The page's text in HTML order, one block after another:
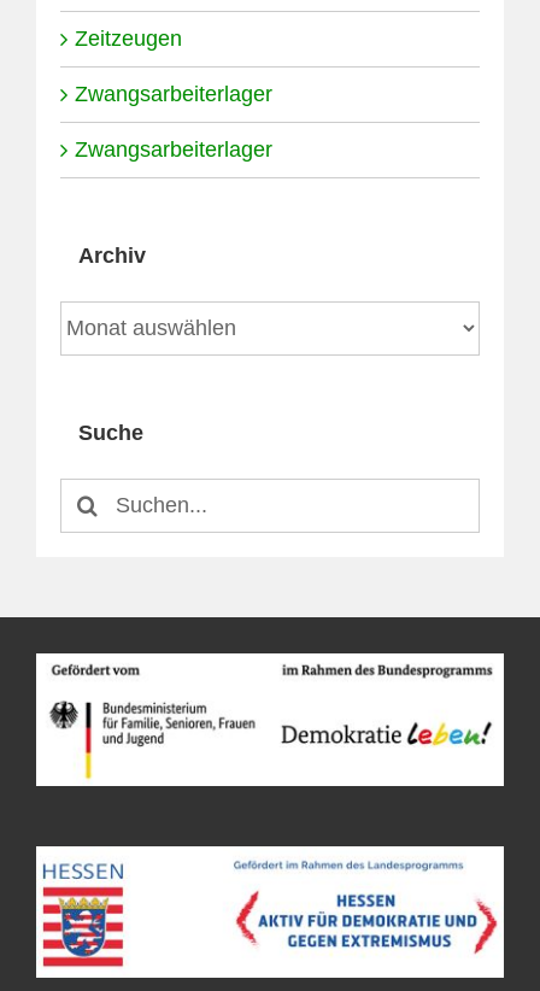
Zeitzeugen
Zwangsarbeiterlager
Zwangsarbeiterlager
Archiv
Suche
Suche
nach: